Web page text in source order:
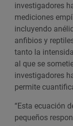
investigadores
mediciones
incluyendo
anfibios y
tanto la
al que se
investigadores
permite
“Esta ecuación
pequeños